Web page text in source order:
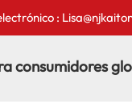
:
consumidores